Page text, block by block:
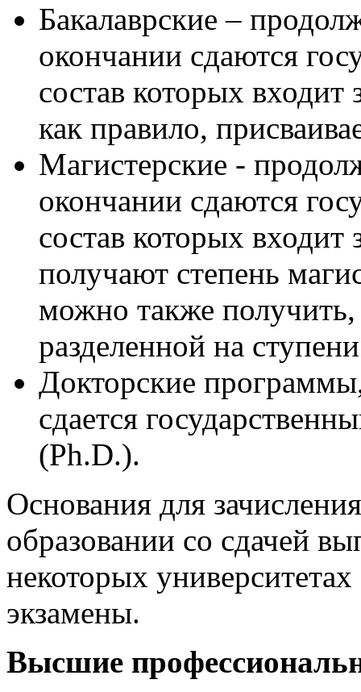
Бакалаврские –
окончании сдаются
состав которых
как правило,
Магистерские -
окончании сдаются
состав которых
получают степень
можно также
разделенной на
Докторские
сдается
(Ph.D.).
Основания для
образовании со сдачей
некоторых
экзамены.
Высшие